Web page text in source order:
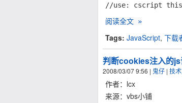
//use: cscript
阅读全文 »
Tags: JavaScript, 下载
判断cookies注入的
2008/03/07 9:56 | 鬼仔 | 技
作者：lcx
来源：vbs小铺